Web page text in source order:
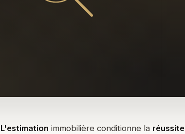
L'estimation immobilière conditionne la réussite